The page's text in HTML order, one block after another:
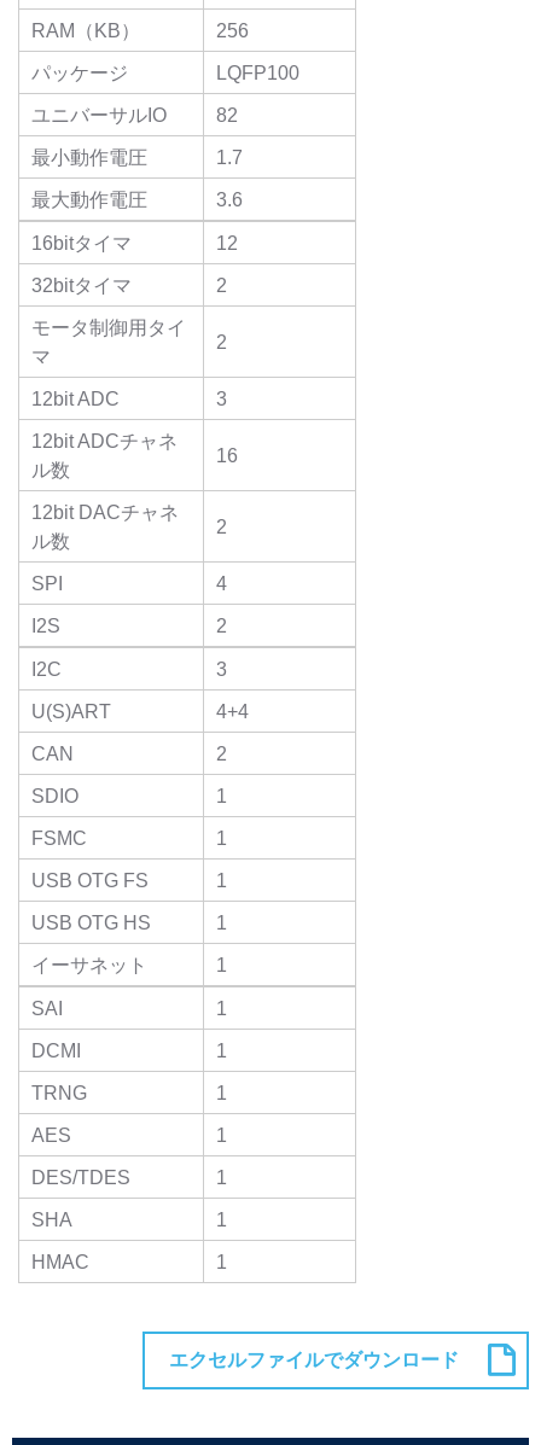
RAM（KB）
256
パッケージ
LQFP100
ユニバーサルIO
82
最小動作電圧
1.7
最大動作電圧
3.6
16bitタイマ
12
32bitタイマ
2
モータ制御用タイ
マ
2
12bit ADC
3
12bit ADCチャネ
ル数
16
12bit DACチャネ
ル数
2
SPI
4
I2S
2
I2C
3
U(S)ART
4+4
CAN
2
SDIO
1
FSMC
1
USB OTG FS
1
USB OTG HS
1
イーサネット
1
SAI
1
DCMI
1
TRNG
1
AES
1
DES/TDES
1
SHA
1
HMAC
1